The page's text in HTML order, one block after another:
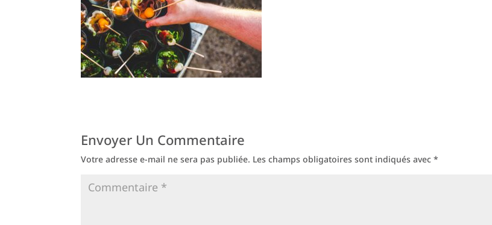
Envoyer Un Commentaire
Votre adresse e-mail ne sera pas publiée. Les champs obligatoires sont indiqués avec*